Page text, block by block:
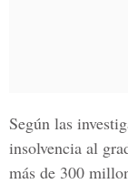
Según las
insolvencia al
más de 300